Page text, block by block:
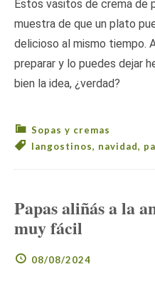
Estos vasitos de crema de
muestra de que un plato
delicioso al mismo tiempo.
preparar y lo puedes dejar
bien la idea, ¿verdad?
Sopas y cremas
langostinos, navidad,
Papas aliñás a la
muy fácil
08/08/2024